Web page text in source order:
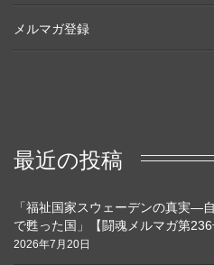
メルマガ登録
最近の投稿
「福祉国家スウェーデンの真実―
で甦った国」【闘魂メルマガ第
2026年7月20日